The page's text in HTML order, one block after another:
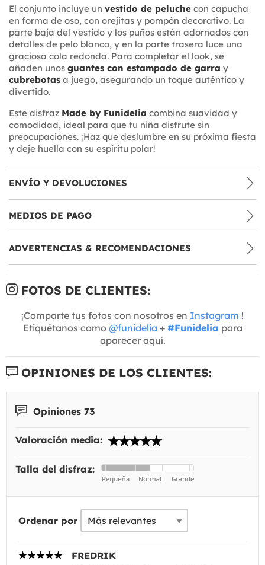
El conjunto incluye un vestido de peluche con capucha
en forma de oso, con orejitas y pompón decorativo. La
parte baja del vestido y los puños están adornados con
detalles de pelo blanco, y en la parte trasera luce una
graciosa cola redonda. Para completar el look, se
añaden unos guantes con estampado de garra y
cubrebotas a juego, asegurando un toque auténtico y
divertido.
Este disfraz Made by Funidelia combina suavidad y
comodidad, ideal para que tu niña disfrute sin
preocupaciones. ¡Haz que deslumbre en su próxima fiesta
y deje huella con su espíritu polar!
ENVÍO Y DEVOLUCIONES
MEDIOS DE PAGO
ADVERTENCIAS & RECOMENDACIONES
FOTOS DE CLIENTES:
¡Comparte tus fotos con nosotros en Instagram !
Etiquétanos como @funidelia + #Funidelia para
aparecer aquí.
OPINIONES DE LOS CLIENTES:
Opiniones 73
Valoración media:
Talla del disfraz:
Ordenar por
FREDRIK